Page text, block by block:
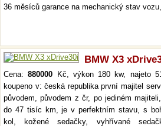
36 měsíců garance na mechanický stav
BMW X3
Cena:880000 Kč, výkon 180 kw, najeto
koupeno v: česká republika první majitel
původem, původem z čr, po jediném
do 47 tisíc km, je v perfektním stavu, s
kol, kožené sedačky, vyhřívané